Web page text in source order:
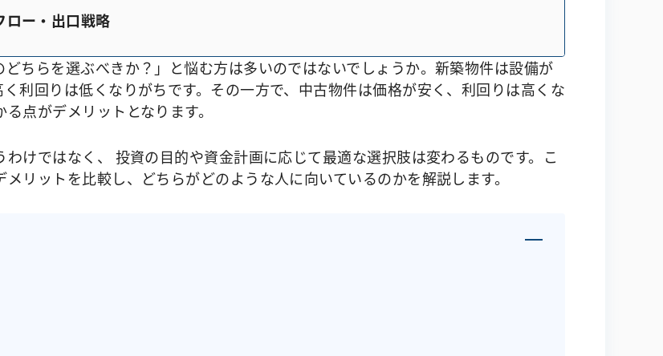
ロー・出口戦略
ちらを選ぶべきか？」と悩む方は多いのではないでしょうか。新築物件は設備が
利回りは低くなりがちです。その一方で、中古物件は価格が安く、利回りは高くな
点がデメリットとなります。
けではなく、 投資の目的や資金計画に応じて最適な選択肢は変わるものです。こ
リットを比較し、どちらがどのような人に向いているのかを解説します。